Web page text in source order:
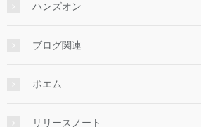
ハンズオン
ブログ関連
ポエム
リリースノート